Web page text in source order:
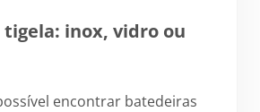
inox, vidro ou
encontrar batedeiras